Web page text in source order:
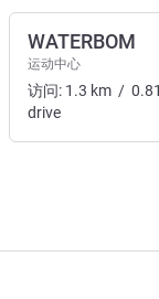
WATERBOM
运动中心
访问: 1.3 km /
drive